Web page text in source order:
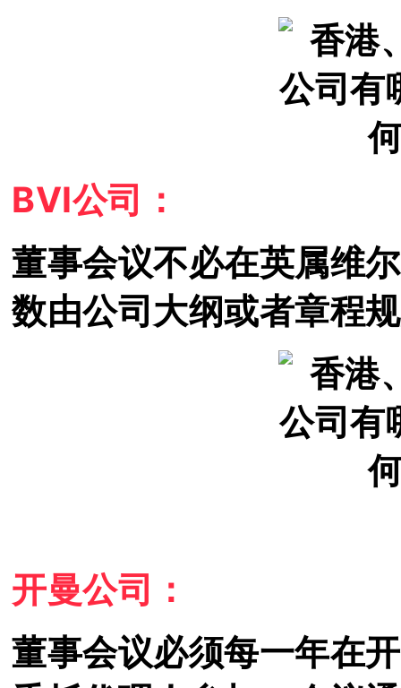
BVI公司：
董事会议不必在英属维
数由公司大纲或者章程
开曼公司：
董事会议必须每一年在